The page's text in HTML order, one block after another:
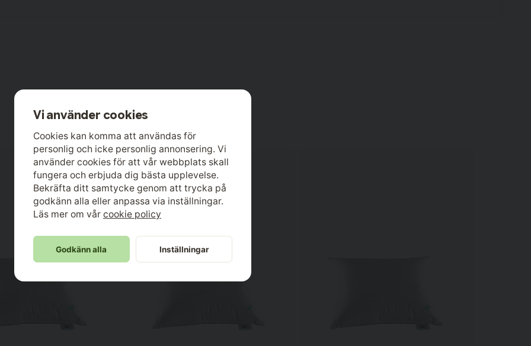
Vi använder cookies
Cookies kan komma att användas för
personlig och icke personlig annonsering. Vi
använder cookies för att vår webbplats skall
fungera och erbjuda dig bästa upplevelse.
Bekräfta ditt samtycke genom att trycka på
godkänn alla eller anpassa via inställningar.
Läs mer om vår cookie policy
Godkänn alla Inställningar